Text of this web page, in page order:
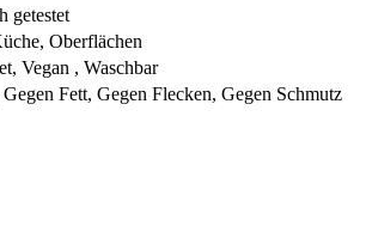
getestet
Oberflächen
Vegan , Waschbar
Fett, Gegen Flecken, Gegen Schmutz